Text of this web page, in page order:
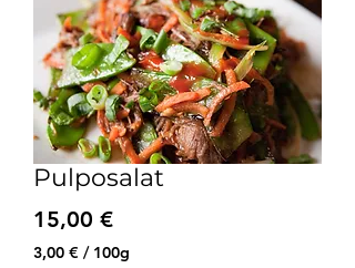
Pulposalat
15,00 €Precio
3,00 € / 100g